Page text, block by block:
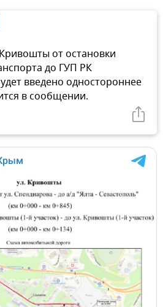
от остановки
до ГУП РК
введено одностороннее
в сообщении.